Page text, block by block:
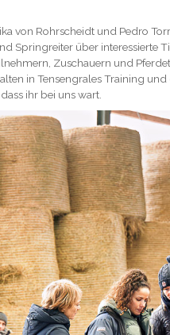
von Rohrscheidt und Pedro
Springreiter über
Zuschauern und
in Tensengrales Training
ihr bei uns wart.